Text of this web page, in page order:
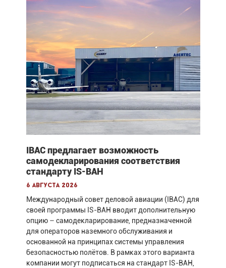
IBAC предлагает возможность
самодекларирования соответствия
стандарту IS-BAH
6 августа 2026
Международный совет деловой авиации (IBAC) для
своей программы IS-BAH вводит дополнительную
опцию – самодекларирование, предназначенной
для операторов наземного обслуживания и
основанной на принципах системы управления
безопасностью полётов. В рамках этого варианта
компании могут подписаться на стандарт IS-BAH,